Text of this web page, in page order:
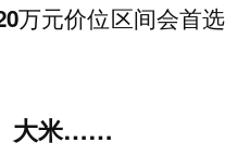
万元价位区间会首选
大米……